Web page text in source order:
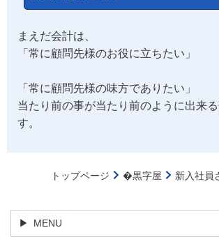
まえだ会計は、
「常に顧問先様のお役に立ちたい」
「常に顧問先様の味方でありたい」
当たり前の事が当たり前のように出来
す。
トップページ �黒字屋 新入社員
MENU